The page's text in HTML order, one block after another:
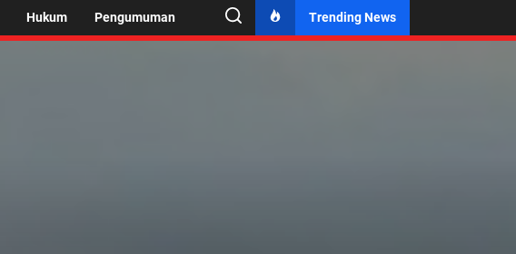
Hukum Pengumuman Trending News